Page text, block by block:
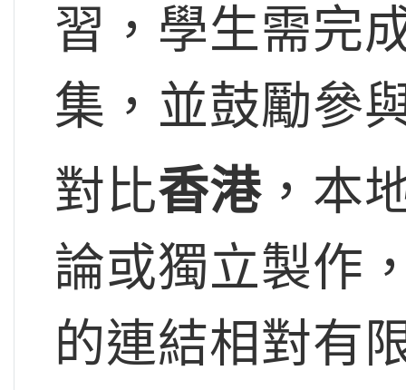
習，學生需完
集，並鼓勵參
對比香港，本
論或獨立製作
的連結相對有